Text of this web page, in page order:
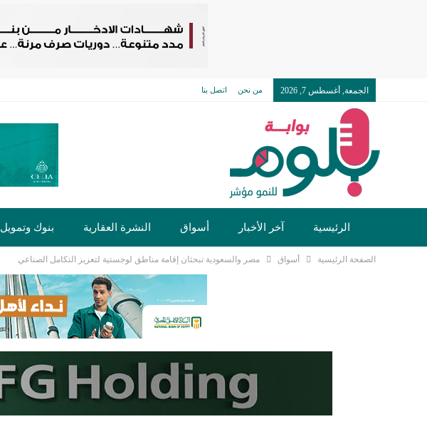
الجمعة, أغسطس 7, 2026 من نحن اتصل بنا
الرئيسية آخر الأخبار أسواق النشرة العقارية بنوك وتمويل
الصفحة الرئيسية أسواق مصر والسعودية تبحثان إقامة مناطق لوجستية لتعزيز التكامل الصناعي